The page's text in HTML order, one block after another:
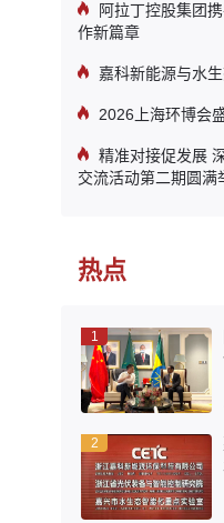
阿拉丁控股集团
作新篇章
嘉科新能源与水
2026上海环博会
精准对接促发展
交流活动第二期圆满
热点
1
2